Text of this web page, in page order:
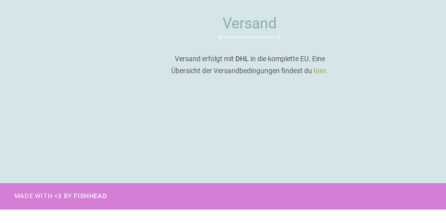
Versand
Versand erfolgt mit DHL in die komplette EU. Eine
Übersicht der Versandbedingungen findest du hier.
MADE WITH <3 BY FISHHEAD